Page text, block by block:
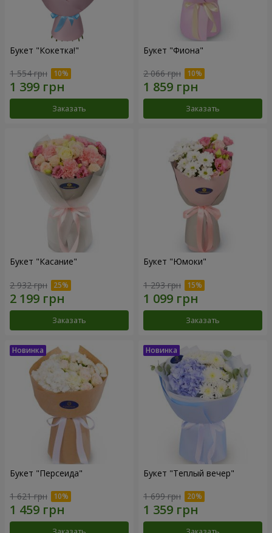
Букет "Кокетка!"
1 554 грн
Заказать
Букет "Фиона"
2 066 грн
Заказать
Букет "Касание"
2 932 грн
Заказать
Букет "Юмоки"
1 293 грн
Заказать
Букет "Персеида"
1 621 грн
Букет "Теплый вечер"
1 699 грн